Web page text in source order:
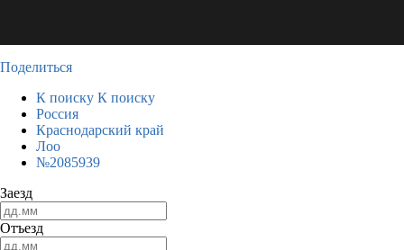
Поделиться
К поиску К поиску
Россия
Краснодарский край
Лоо
№2085939
Заезд
Отъезд